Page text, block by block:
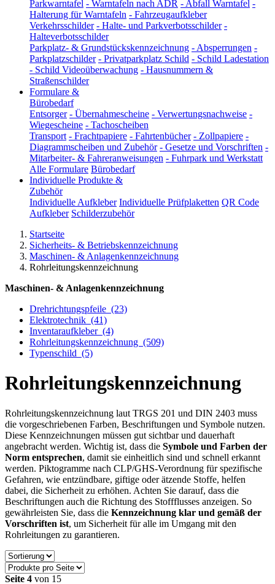
Parkwarntafel - Warntafeln nach ADR - Abfall Warntafel -
Halterung für Warntafeln - Fahrzeugaufkleber
Verkehrsschilder - Halte- und Parkverbotsschilder -
Halteverbotsschilder
Parkplatz- & Grundstückskennzeichnung - Absperrungen -
Parkplatzschilder - Privatparkplatz Schild - Schild Ladestation
- Schild Videoüberwachung - Hausnummern &
Straßenschilder
Formulare &
Bürobedarf
Entsorger - Übernahmescheine - Verwertungsnachweise -
Wiegescheine - Tachoscheiben
Transport - Frachtpapiere - Fahrtenbücher - Zollpapiere -
Diagrammscheiben und Zubehör - Gesetze und Vorschriften -
Mitarbeiter- & Fahreranweisungen - Fuhrpark und Werkstatt
Alle Formulare Bürobedarf
Individuelle Produkte &
Zubehör
Individuelle Aufkleber Individuelle Prüfplaketten QR Code
Aufkleber Schilderzubehör
Startseite
Sicherheits- & Betriebskennzeichnung
Maschinen- & Anlagenkennzeichnung
Rohrleitungskennzeichnung
Maschinen- & Anlagenkennzeichnung
Drehrichtungspfeile (23)
Elektrotechnik (41)
Inventaraufkleber (4)
Rohrleitungskennzeichnung (509)
Typenschild (5)
Rohrleitungskennzeichnung
Rohrleitungskennzeichnung laut TRGS 201 und DIN 2403 muss
die vorgeschriebenen Farben, Beschriftungen und Symbole nutzen.
Diese Kennzeichnungen müssen gut sichtbar und dauerhaft
angebracht werden. Wichtig ist, dass die Symbole und Farben der
Norm entsprechen, damit sie einheitlich sind und schnell erkannt
werden. Piktogramme nach CLP/GHS-Verordnung für spezifische
Gefahren, wie entzündbare, giftige oder ätzende Stoffe, helfen
dabei, die Sicherheit zu erhöhen. Achten Sie darauf, dass die
Beschriftungen auch die Richtung des Stoffflusses anzeigen. So
gewährleisten Sie, dass die Kennzeichnung klar und gemäß der
Vorschriften ist, um Sicherheit für alle im Umgang mit den
Rohrleitungen zu garantieren.
Seite 4 von 15